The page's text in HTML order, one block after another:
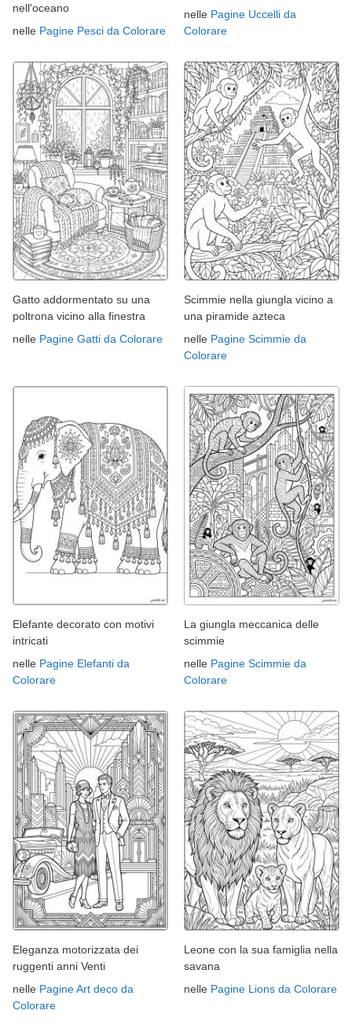
nell'oceano
nelle Pagine Pesci da Colorare
nelle Pagine Uccelli da
Colorare
Gatto addormentato su una
poltrona vicino alla finestra
nelle Pagine Gatti da Colorare
Scimmie nella giungla vicino a
una piramide azteca
nelle Pagine Scimmie da
Colorare
Elefante decorato con motivi
intricati
nelle Pagine Elefanti da
Colorare
La giungla meccanica delle
scimmie
nelle Pagine Scimmie da
Colorare
Eleganza motorizzata dei
ruggenti anni Venti
nelle Pagine Art deco da
Colorare
Leone con la sua famiglia nella
savana
nelle Pagine Lions da Colorare